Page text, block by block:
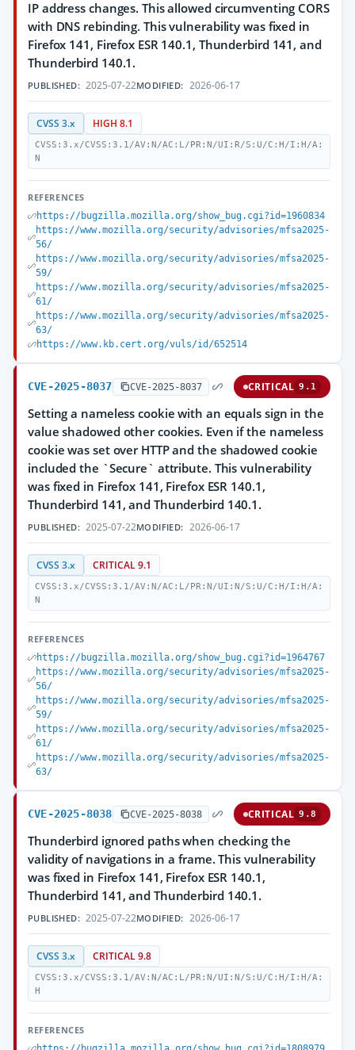
IP address changes. This allowed circumventing CORS
with DNS rebinding. This vulnerability was fixed in
Firefox 141, Firefox ESR 140.1, Thunderbird 141, and
Thunderbird 140.1.
PUBLISHED: 2025-07-22MODIFIED: 2026-06-17
CVSS 3.x HIGH 8.1
CVSS:3.x/CVSS:3.1/AV:N/AC:L/PR:N/UI:R/S:U/C:H/I:H/A:
N
REFERENCES
https://bugzilla.mozilla.org/show_bug.cgi?id=1960834
https://www.mozilla.org/security/advisories/mfsa2025-
56/
https://www.mozilla.org/security/advisories/mfsa2025-
59/
https://www.mozilla.org/security/advisories/mfsa2025-
61/
https://www.mozilla.org/security/advisories/mfsa2025-
63/
https://www.kb.cert.org/vuls/id/652514
CVE-2025-8037 CVE-2025-8037 CRITICAL 9.1
Setting a nameless cookie with an equals sign in the
value shadowed other cookies. Even if the nameless
cookie was set over HTTP and the shadowed cookie
included the `Secure` attribute. This vulnerability
was fixed in Firefox 141, Firefox ESR 140.1,
Thunderbird 141, and Thunderbird 140.1.
PUBLISHED: 2025-07-22MODIFIED: 2026-06-17
CVSS 3.x CRITICAL 9.1
CVSS:3.x/CVSS:3.1/AV:N/AC:L/PR:N/UI:N/S:U/C:H/I:H/A:
N
REFERENCES
https://bugzilla.mozilla.org/show_bug.cgi?id=1964767
https://www.mozilla.org/security/advisories/mfsa2025-
56/
https://www.mozilla.org/security/advisories/mfsa2025-
59/
https://www.mozilla.org/security/advisories/mfsa2025-
61/
https://www.mozilla.org/security/advisories/mfsa2025-
63/
CVE-2025-8038 CVE-2025-8038 CRITICAL 9.8
Thunderbird ignored paths when checking the
validity of navigations in a frame. This vulnerability
was fixed in Firefox 141, Firefox ESR 140.1,
Thunderbird 141, and Thunderbird 140.1.
PUBLISHED: 2025-07-22MODIFIED: 2026-06-17
CVSS 3.x CRITICAL 9.8
CVSS:3.x/CVSS:3.1/AV:N/AC:L/PR:N/UI:N/S:U/C:H/I:H/A:
H
REFERENCES